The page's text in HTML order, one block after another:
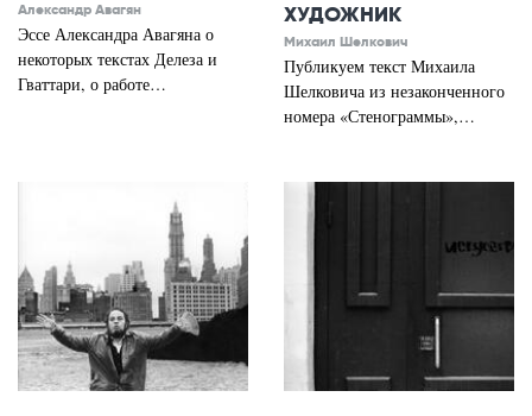
Александр Авагян
Эссе Александра Авагяна о
некоторых текстах Делеза и
Гваттари, о работе…
ХУДОЖНИК
Михаил Шелкович
Публикуем текст Михаила
Шелковича из незаконченного
номера «Стенограммы»,…